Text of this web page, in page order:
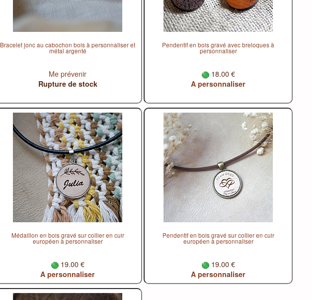
Bracelet jonc au cabochon bois à personnaliser et
métal argenté
Me prévenir
Rupture de stock
Pendentif en bois gravé avec breloques à
personnaliser
18.00 €
A personnaliser
Médaillon en bois gravé sur collier en cuir
européen à personnaliser
19.00 €
A personnaliser
Pendentif en bois gravé sur collier en cuir
européen à personnaliser
19.00 €
A personnaliser